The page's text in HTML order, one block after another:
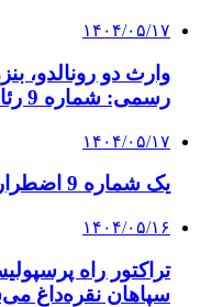
۱۴۰۴/۰۵/۱۷
وارث دو رونالدو،
رسمی: شماره 9 رئال تقدیم به اندریک
۱۴۰۴/۰۵/۱۷
یک شماره 9 اضطراری برای بارسلونای فلیک
۱۴۰۴/۰۵/۱۶
تراکتور راه
سپاهان نقره‌داغ